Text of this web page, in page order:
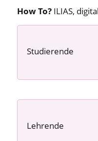
How To? ILIAS,
Studierende
Lehrende